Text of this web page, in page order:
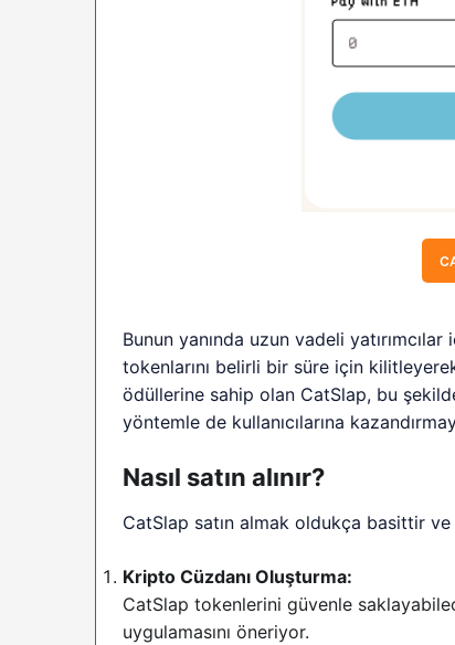
Bunun yanında uzun vadeli
tokenlarını belirli bir süre için
ödüllerine sahip olan CatSlap, bu
yöntemle de kullanıcılarına
Nasıl satın alınır?
CatSlap satın almak oldukça basittir
Kripto Cüzdanı Oluşturma:
CatSlap tokenlerini güvenle
uygulamasını öneriyor.